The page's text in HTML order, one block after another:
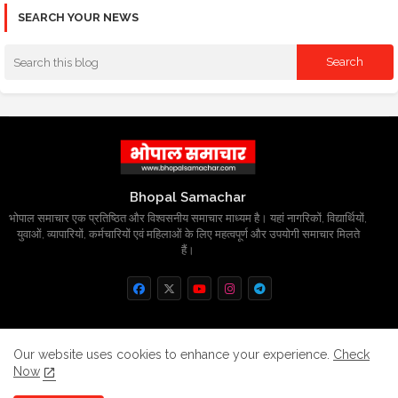
SEARCH YOUR NEWS
Bhopal Samachar
भोपाल समाचार एक प्रतिष्ठित और विश्वसनीय समाचार माध्यम है। यहां नागरिकों, विद्यार्थियों,
युवाओं, व्यापारियों, कर्मचारियों एवं महिलाओं के लिए महत्वपूर्ण और उपयोगी समाचार मिलते
हैं।
Home About Contact us
Privacy Policy
Our website uses cookies to enhance your experience. Check
Now